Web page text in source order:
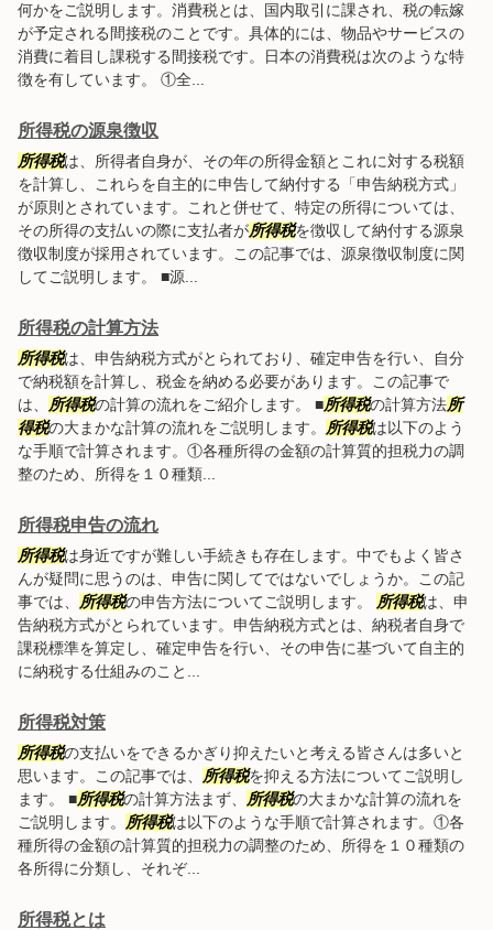
何かをご説明します。消費税とは、国内取引に課され、税の転嫁
が予定される間接税のことです。具体的には、物品やサービスの
消費に着目し課税する間接税です。日本の消費税は次のような特
徴を有しています。 ①全...
所得税の源泉徴収
所得税は、所得者自身が、その年の所得金額とこれに対する税額
を計算し、これらを自主的に申告して納付する「申告納税方式」
が原則とされています。これと併せて、特定の所得については、
その所得の支払いの際に支払者が所得税を徴収して納付する源泉
徴収制度が採用されています。この記事では、源泉徴収制度に関
してご説明します。 ■源...
所得税の計算方法
所得税は、申告納税方式がとられており、確定申告を行い、自分
で納税額を計算し、税金を納める必要があります。この記事で
は、
所得税の計算の流れをご紹介します。 ■所得税の計算方法所
得税の大まかな計算の流れをご説明します。 所得税は以下のよう
な手順で計算されます。①各種所得の金額の計算質的担税力の調
整のため、所得を１０種類...
所得税申告の流れ
所得税は身近ですが難しい手続きも存在します。中でもよく皆さ
んが疑問に思うのは、申告に関してではないでしょうか。この記
事では、
所得税の申告方法についてご説明します。 所得税は、申
告納税方式がとられています。申告納税方式とは、納税者自身で
課税標準を算定し、確定申告を行い、その申告に基づいて自主的
に納税する仕組みのこと...
所得税対策
所得税の支払いをできるかぎり抑えたいと考える皆さんは多いと
思います。この記事では、
所得税を抑える方法についてご説明し
ます。 ■所得税の計算方法まず、 所得税の大まかな計算の流れを
ご説明します。
所得税は以下のような手順で計算されます。①各
種所得の金額の計算質的担税力の調整のため、所得を１０種類の
各所得に分類し、それぞ...
所得税とは